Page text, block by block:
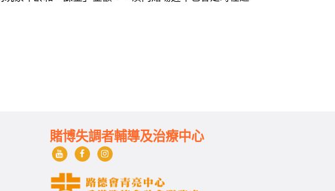
賭博失調者輔導及治療中心